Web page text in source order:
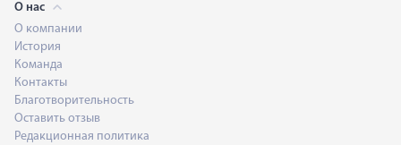
О нас
О компании
История
Команда
Контакты
Благотворительность
Оставить отзыв
Редакционная политика